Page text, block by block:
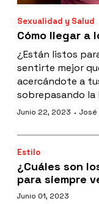
Sexualidad y Salud
Cómo llegar a
¿Están listos
sentirte mejor
acercándote a
sobrepasando la
Junio 22, 2023 · José
Estilo
¿Cuáles son
para siempre
Junio 01, 2023